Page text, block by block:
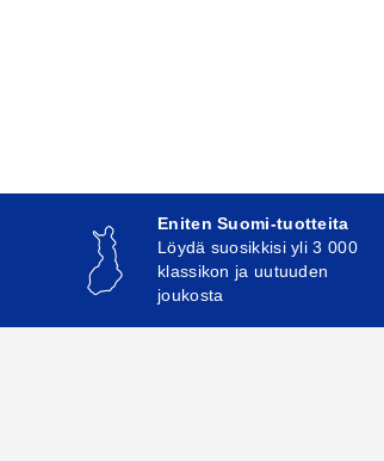
Eniten Suomi-tuotteita
Löydä suosikkisi yli 3 000
klassikon ja uutuuden
joukosta